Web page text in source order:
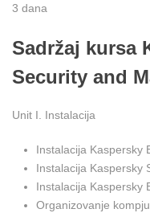
3 dana
Sadržaj kursa
Security and
Unit I. Instalacija
Instalacija Kaspersky
Instalacija Kaspersky
Instalacija Kaspersky
Organizovanje